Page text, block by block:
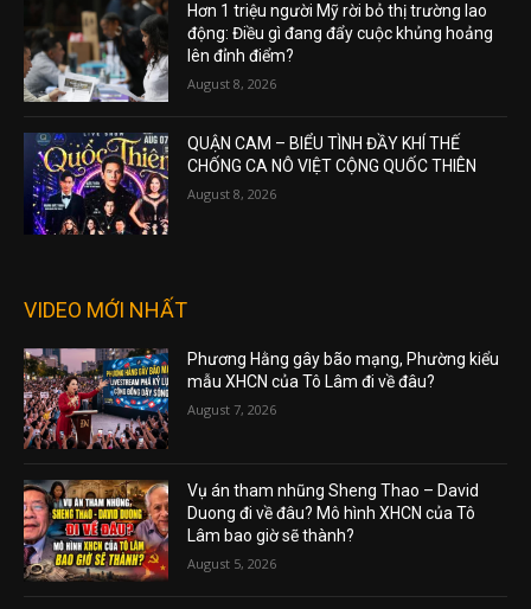
Hơn 1 triệu người Mỹ rời bỏ thị trường lao
động: Điều gì đang đẩy cuộc khủng hoảng
lên đỉnh điểm?
August 8, 2026
QUẬN CAM – BIỂU TÌNH ĐẦY KHÍ THẾ
CHỐNG CA NÔ VIỆT CỘNG QUỐC THIÊN
August 8, 2026
VIDEO MỚI NHẤT
Phương Hằng gây bão mạng, Phường kiểu
mẫu XHCN của Tô Lâm đi về đâu?
August 7, 2026
Vụ án tham nhũng Sheng Thao – David
Duong đi về đâu? Mô hình XHCN của Tô
Lâm bao giờ sẽ thành?
August 5, 2026